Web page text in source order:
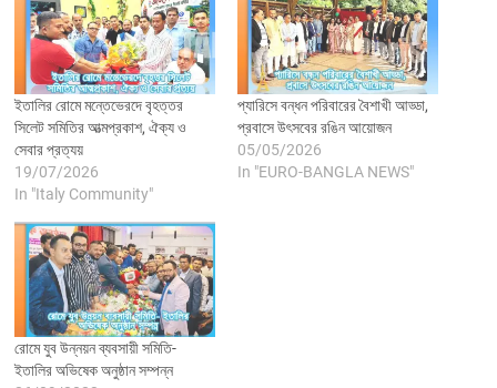
ইতালির রোমে মন্তেভেরদে বৃহত্তর
সিলেট সমিতির আত্মপ্রকাশ, ঐক্য ও
সেবার প্রত্যয়
19/07/2026
In "Italy Community"
প্যারিসে বন্ধন পরিবারের বৈশাখী আড্ডা,
প্রবাসে উৎসবের রঙিন আয়োজন
05/05/2026
In "EURO-BANGLA NEWS"
রোমে যুব উন্নয়ন ব্যবসায়ী সমিতি-
ইতালির অভিষেক অনুষ্ঠান সম্পন্ন